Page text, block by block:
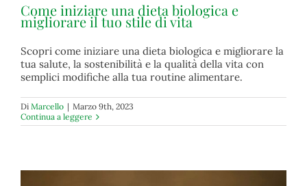
Come iniziare una dieta biologica e migliorare il tuo
stile di vita
Come iniziare una dieta biologica e
migliorare il tuo stile di vita
Scopri come iniziare una dieta biologica e migliorare la
tua salute, la sostenibilità e la qualità della vita con
semplici modifiche alla tua routine alimentare.
Di Marcello | Marzo 9th, 2023
Continua a leggere